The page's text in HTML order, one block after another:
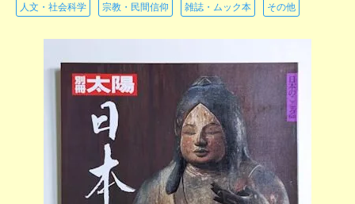
人文・社会科学 宗教・民間信仰 雑誌・ムック本 その他